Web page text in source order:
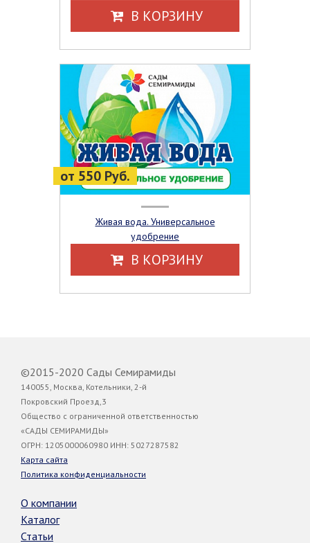
В КОРЗИНУ
от 550 Руб.
Живая вода. Универсальное
удобрение
В КОРЗИНУ
©2015-2020 Сады Семирамиды
140055, Москва, Котельники, 2-й
Покровский Проезд,3
Общество с ограниченной ответственностью
«САДЫ СЕМИРАМИДЫ»
ОГРН: 1205000060980 ИНН: 5027287582
Карта сайта
Политика конфиденциальности
О компании
Каталог
Статьи